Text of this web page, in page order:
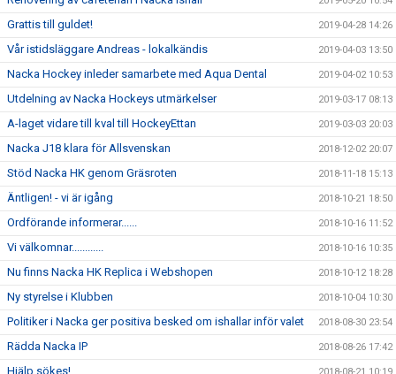
Grattis till guldet! 2019-04-28 14:26
Vår istidsläggare Andreas - lokalkändis 2019-04-03 13:50
Nacka Hockey inleder samarbete med Aqua Dental 2019-04-02 10:53
Utdelning av Nacka Hockeys utmärkelser 2019-03-17 08:13
A-laget vidare till kval till HockeyEttan 2019-03-03 20:03
Nacka J18 klara för Allsvenskan 2018-12-02 20:07
Stöd Nacka HK genom Gräsroten 2018-11-18 15:13
Äntligen! - vi är igång 2018-10-21 18:50
Ordförande informerar...... 2018-10-16 11:52
Vi välkomnar............ 2018-10-16 10:35
Nu finns Nacka HK Replica i Webshopen 2018-10-12 18:28
Ny styrelse i Klubben 2018-10-04 10:30
Politiker i Nacka ger positiva besked om ishallar inför valet 2018-08-30 23:54
Rädda Nacka IP 2018-08-26 17:42
Hjälp sökes!